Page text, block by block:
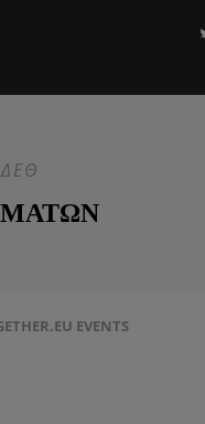
ASPIDES: Η ΕΕ
EVENTS